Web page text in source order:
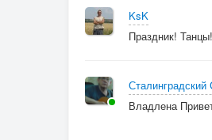
KsK
Праздник!
Владлена